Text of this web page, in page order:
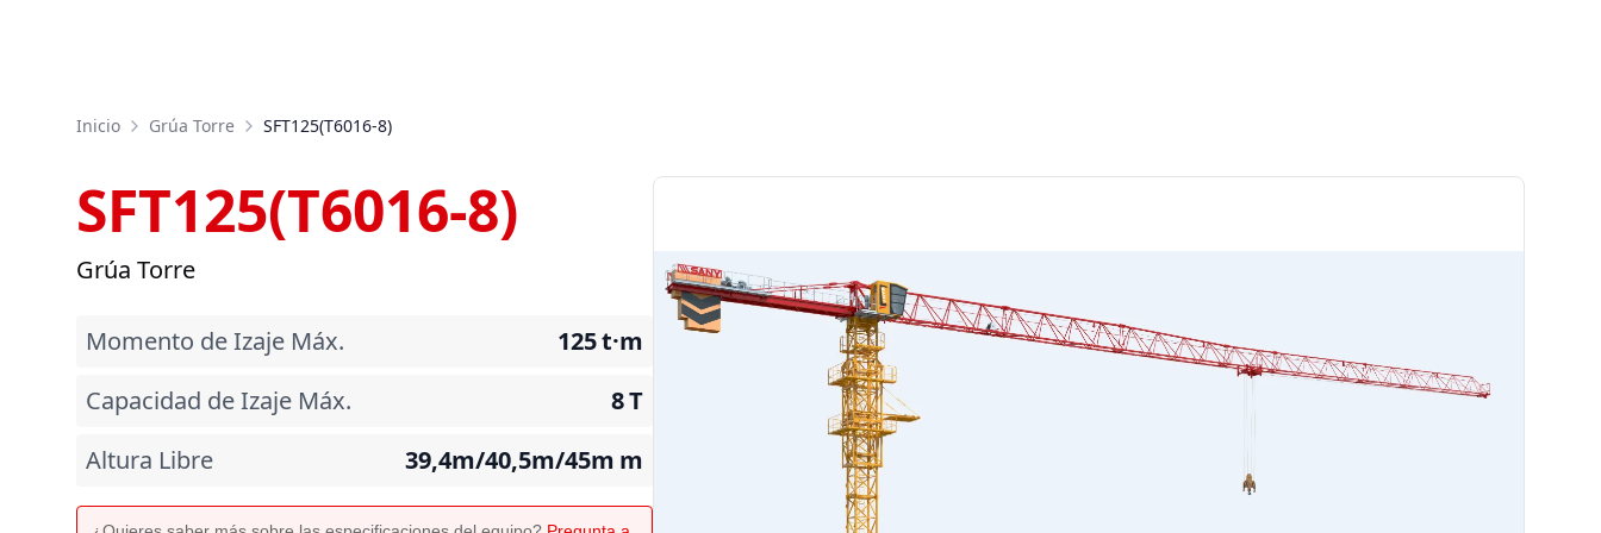
Inicio Grúa Torre SFT125(T6016-8)
SFT125(T6016-8)
Grúa Torre
Momento de Izaje Máx. 125t·m
Capacidad de Izaje Máx.
8T
Altura Libre
39,4m/40,5m/45m m